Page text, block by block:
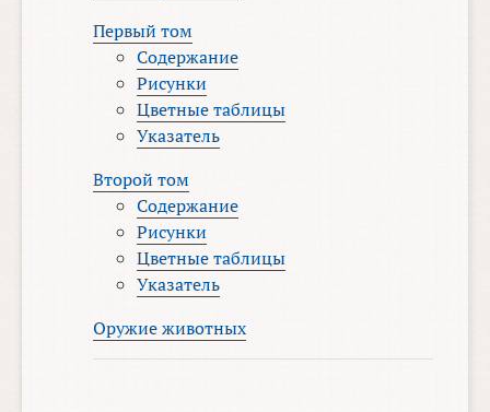
Первый том
Содержание
Рисунки
Цветные таблицы
Указатель
Второй том
Содержание
Рисунки
Цветные таблицы
Указатель
Оружие животных